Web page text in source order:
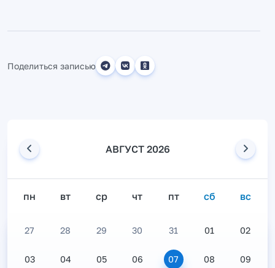
Поделиться записью
АВГУСТ 2026
пн вт ср чт пт сб вс
27 28 29 30 31 01 02
03 04 05 06 07 08 09